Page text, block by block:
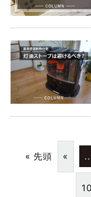
« 先頭 «
10